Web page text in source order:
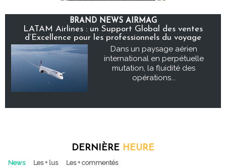
BRAND NEWS AIRMAG
LATAM Airlines : un Support Global des ventes
d’Excellence pour les professionnels du voyage
Dans un paysage aérien
international en perpétuelle
mutation, la fluidité des
opérations...
DERNIÈRE HEURE
News Les + lus Les + commentés